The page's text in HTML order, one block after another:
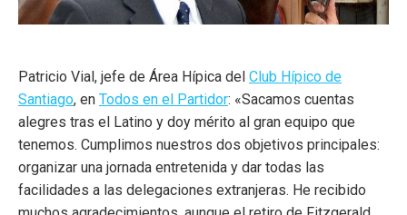
Patricio Vial, jefe de Área Hípica del Club Hípico de
Santiago, en Todos en el Partidor: «Sacamos cuentas
alegres tras el Latino y doy mérito al gran equipo que
tenemos. Cumplimos nuestros dos objetivos principales:
organizar una jornada entretenida y dar todas las
facilidades a las delegaciones extranjeras. He recibido